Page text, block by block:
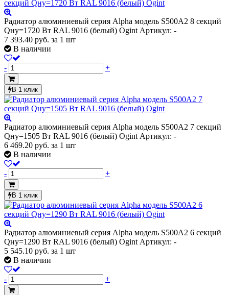
Радиатор алюминиевый серия Alpha модель S500A2 8 секций
Qну=1720 Вт RAL 9016 (белый) Ogint Артикул: -
7 393.40 руб. за 1 шт
В наличии
- +
В 1 клик
Радиатор алюминиевый серия Alpha модель S500A2 7 секций
Qну=1505 Вт RAL 9016 (белый) Ogint Артикул: -
6 469.20 руб. за 1 шт
В наличии
- +
В 1 клик
Радиатор алюминиевый серия Alpha модель S500A2 6 секций
Qну=1290 Вт RAL 9016 (белый) Ogint Артикул: -
5 545.10 руб. за 1 шт
В наличии
- +